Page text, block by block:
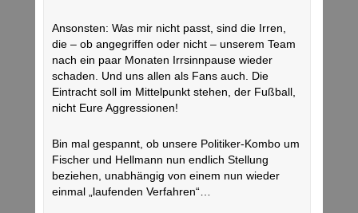
Ansonsten: Was mir nicht passt, sind die Irren,
die – ob angegriffen oder nicht – unserem Team
nach ein paar Monaten Irrsinnpause wieder
schaden. Und uns allen als Fans auch. Die
Eintracht soll im Mittelpunkt stehen, der Fußball,
nicht Eure Aggressionen!
Bin mal gespannt, ob unsere Politiker-Kombo um
Fischer und Hellmann nun endlich Stellung
beziehen, unabhängig von einem nun wieder
einmal „laufenden Verfahren“…